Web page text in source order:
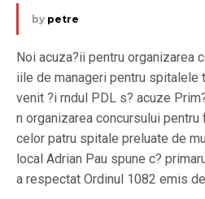
by petre
Noi acuza?ii pentru organizarea
iile de manageri pentru spitalele
venit ?i rndul PDL s? acuze
n organizarea concursului pentru
celor patru spitale preluate de
local Adrian Pau spune c?
a respectat Ordinul 1082 emis